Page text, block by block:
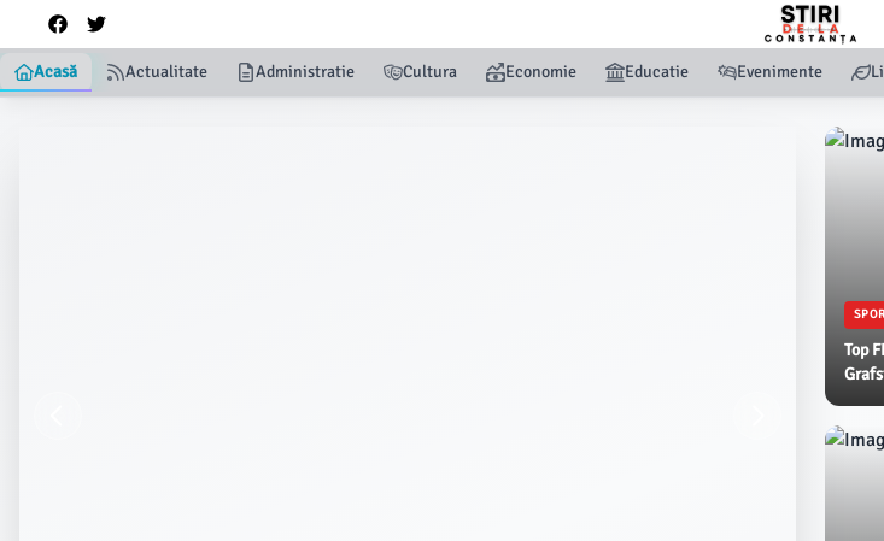
Acasă Actualitate Administratie Cultura Economie Educatie Evenimente
Top
News